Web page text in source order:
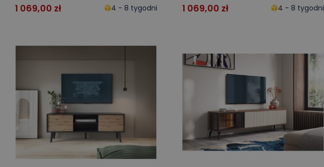
1 069,00 zł 4 - 8 tygodni 1 069,00 zł 4 - 8 tygodni